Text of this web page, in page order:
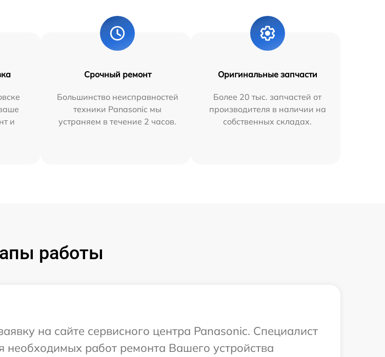
и
Срочный ремонт
Большинство неисправностей
техники Panasonic мы
устраняем в течение 2 часов.
Оригинальные запчасти
Более 20 тыс. запчастей от
производителя в наличии на
собственных складах.
работы
на сайте сервисного центра Panasonic. Специалист
необходимых работ ремонта Вашего устройства